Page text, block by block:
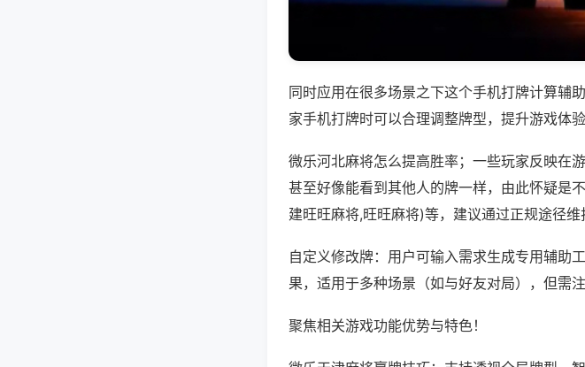
同时应用在很多场景之下这个手机打牌计算辅
家手机打牌时可以合理调整牌型，提升游戏体
微乐河北麻将怎么提高胜率；一些玩家反映在
甚至好像能看到其他人的牌一样，由此怀疑是
建旺旺麻将,旺旺麻将)等，建议通过正规途径维
自定义修改牌：用户可输入需求生成专用辅助
果，适用于多种场景（如与好友对局），但需
聚焦相关游戏功能优势与特色！